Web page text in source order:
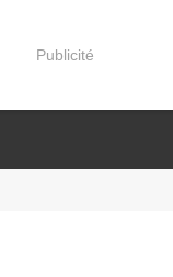
Publicité